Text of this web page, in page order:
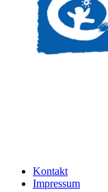
Kontakt
Impressum